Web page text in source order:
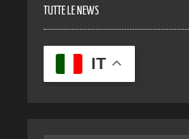
TUTTE LE NEWS
IT